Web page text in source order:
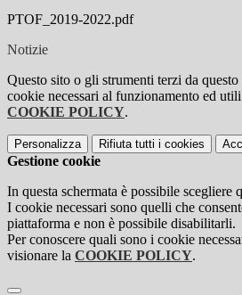
PTOF_2019-2022.pdf
Notizie
Questo sito o gli strumenti terzi da
cookie necessari al funzionamento ed
COOKIE POLICY.
Personalizza Rifiuta tutti i cookies
Gestione cookie
In questa schermata è possibile scegliere
I cookie necessari sono quelli che
piattaforma e non è possibile disabilitarli.
Per conoscere quali sono i cookie
visionare la COOKIE POLICY.